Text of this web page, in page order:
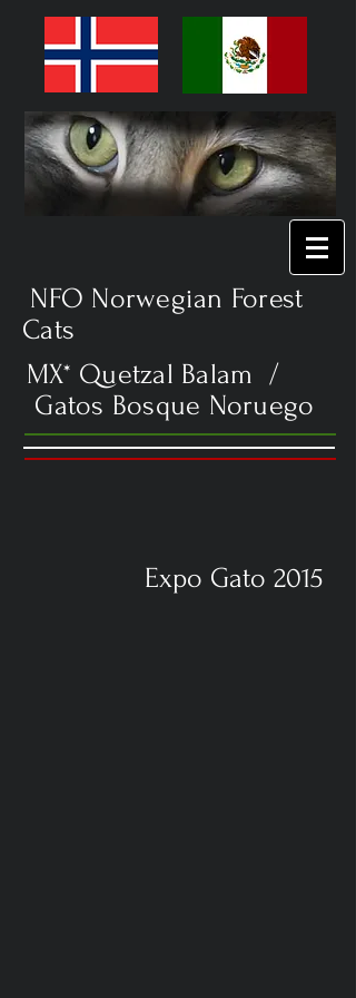
NFO Norwegian Forest
Cats
MX* Quetzal Balam /
Gatos Bosque Noruego
Expo Gato 2015